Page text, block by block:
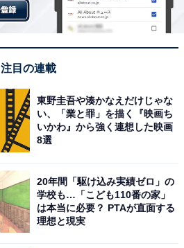
注目の連載
東野圭吾や湊かなえだけじゃな
い、「業と罪」を描く『映画ち
いかわ』から強く連想した映画
8選
20年間「駆け込み実績ゼロ」の
学校も…「こども110番の家」
は本当に必要？ PTAが直面する
理想と現実